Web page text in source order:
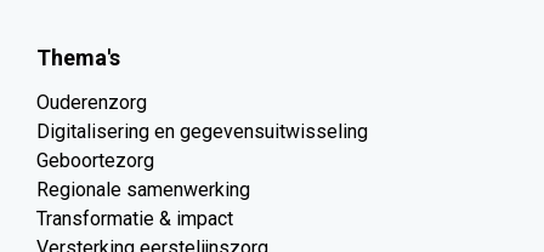
Thema's
Ouderenzorg
Digitalisering en gegevensuitwisseling
Geboortezorg
Regionale samenwerking
Transformatie & impact